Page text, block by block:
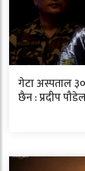
गेटा अस्पताल
छैन : प्रदीप